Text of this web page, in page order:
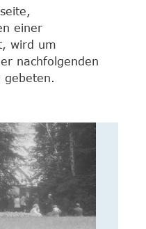
einer
wird um
nachfolgenden
gebeten.